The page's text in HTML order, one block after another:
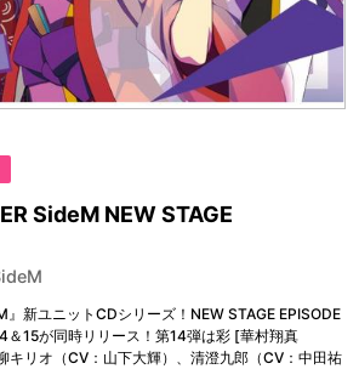
SideM NEW STAGE
』新ユニットCDシリーズ！NEW STAGE EPISODE
＆15が同時リリース！第14弾は彩 [華村翔真
キリオ（CV：山下大輝）、清澄九郎（CV：中田祐